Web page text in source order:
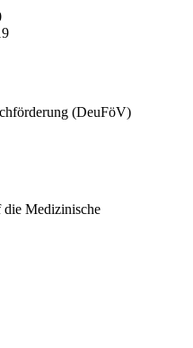
(DeuFöV)
die Medizinische